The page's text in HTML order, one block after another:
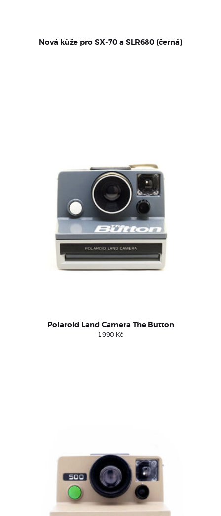
Nová kůže pro SX-70 a SLR680 (černá)
Polaroid Land Camera The Button
1 990 Kč